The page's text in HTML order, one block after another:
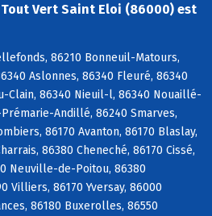
Vert Saint Eloi (86000) est
86210 Bonneuil-Matours,
Aslonnes, 86340 Fleuré, 86340
Clain, 86340 Nieuil-l, 86340 Nouaillé-
Andillé, 86240 Smarves,
86170 Avanton, 86170 Blaslay,
86380 Cheneché, 86170 Cissé,
Neuville-de-Poitou, 86380
Villiers, 86170 Yversay, 86000
86180 Buxerolles, 86550